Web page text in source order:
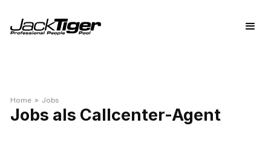
Home » Jobs
Jobs als Callcenter-Agent